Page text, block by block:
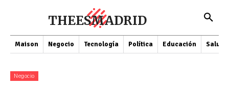
THEESMADRID
Maison Negocio Tecnología Política Educación Salud
Negocio